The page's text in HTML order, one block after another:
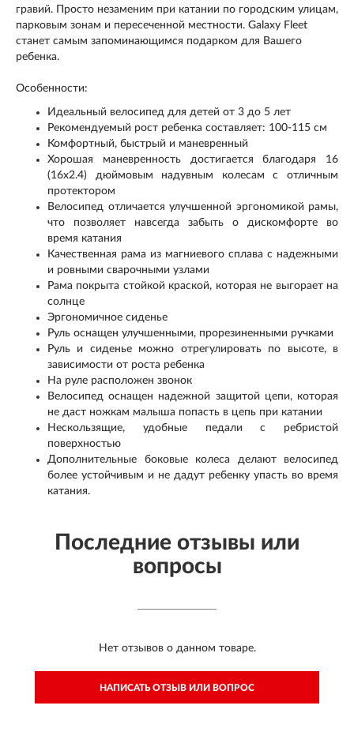
гравий. Просто незаменим при катании по городским улицам,
парковым зонам и пересеченной местности. Galaxy Fleet
станет самым запоминающимся подарком для Вашего
ребенка.
Особенности:
Идеальный велосипед для детей от 3 до 5 лет
Рекомендуемый рост ребенка составляет: 100-115 см
Комфортный, быстрый и маневренный
Хорошая маневренность достигается благодаря 16
(16х2.4) дюймовым надувным колесам с отличным
протектором
Велосипед отличается улучшенной эргономикой рамы,
что позволяет навсегда забыть о дискомфорте во
время катания
Качественная рама из магниевого сплава с надежными
и ровными сварочными узлами
Рама покрыта стойкой краской, которая не выгорает на
солнце
Эргономичное сиденье
Руль оснащен улучшенными, прорезиненными ручками
Руль и сиденье можно отрегулировать по высоте, в
зависимости от роста ребенка
На руле расположен звонок
Велосипед оснащен надежной защитой цепи, которая
не даст ножкам малыша попасть в цепь при катании
Нескользящие, удобные педали с ребристой
поверхностью
Дополнительные боковые колеса делают велосипед
более устойчивым и не дадут ребенку упасть во время
катания.
Последние отзывы или
вопросы
Нет отзывов о данном товаре.
НАПИСАТЬ ОТЗЫВ ИЛИ ВОПРОС